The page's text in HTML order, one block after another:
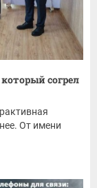
согрел
От имени